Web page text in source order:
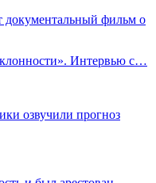
документальный фильм о
Интервью с…
озвучили прогноз